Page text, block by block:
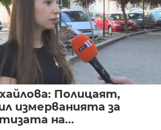
Полицаят,
измерванията за
на...